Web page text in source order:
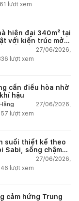
lượt xem
hiện đại 340m² tại
với kiến trúc mở
kết nối thiên27/06/2026,
lượt xem
cần điều hòa nhờ
hậu
27/06/2026,
lượt xem
suối thiết kế theo
Sabi, sống chậm
27/06/2026,
lượt xem
cảm hứng Trung